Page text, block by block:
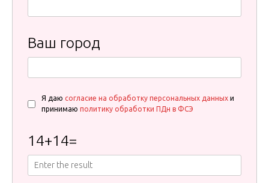
Ваш город
Я даю согласие на обработку персональных данных и
принимаю политику обработки ПДн в ФСЭ
14+14=